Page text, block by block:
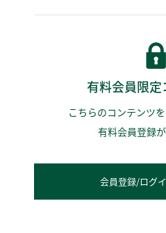
有料会員限定
こちらのコンテンツ
有料会員登録が
会員登録/ログ